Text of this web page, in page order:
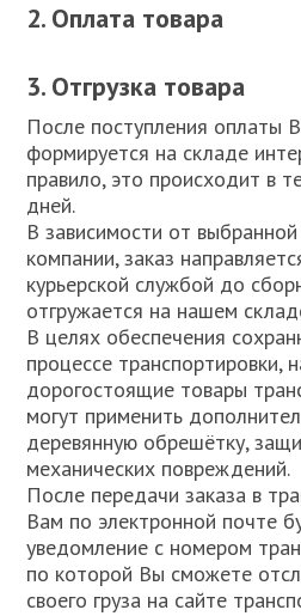
2. Оплата товара
3. Отгрузка товара
После поступления оплаты
формируется на складе
правило, это происходит в
дней.
В зависимости от
компании, заказ
курьерской службой до
отгружается на нашем
В целях обеспечения
процессе транспортировки,
дорогостоящие товары
могут применить
деревянную обрешётку,
механических повреждений.
После передачи заказа в
Вам по электронной почте
уведомление с номером
по которой Вы сможете
своего груза на сайте